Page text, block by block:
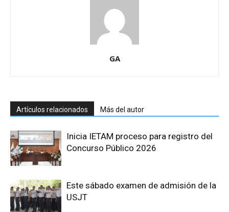
GA
Artículos relacionados Más del autor
Inicia IETAM proceso para registro del
Concurso Público 2026
Este sábado examen de admisión de la
USJT